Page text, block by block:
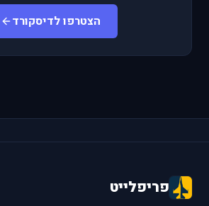
הצטרפו לדיסקורד
פריפלייט